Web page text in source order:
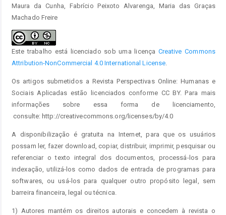
Maura da Cunha, Fabrício Peixoto Alvarenga, Maria das Graças
Machado Freire
Este trabalho está licenciado sob uma licença Creative Commons
Attribution-NonCommercial 4.0 International License
Os artigos submetidos a Revista Perspectivas Online: Humanas e
Sociais Aplicadas estão licenciados conforme CC BY. Para mais
informações sobre essa forma de licenciamento,
consulte: http://creativecommons.org/licenses/by/4.0
A disponibilização é gratuita na Internet, para que os usuários
possam ler, fazer download, copiar, distribuir, imprimir, pesquisar ou
referenciar o texto integral dos documentos, processá-los para
indexação, utilizá-los como dados de entrada de programas para
softwares, ou usá-los para qualquer outro propósito legal, sem
barreira financeira, legal ou técnica.
1) Autores mantém os direitos autorais e concedem à revista o